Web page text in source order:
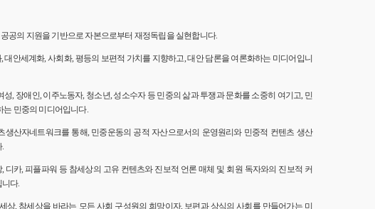
공의 지원을 기반으로 자본으로부터 재정독립을 실현합니다.
대안세계화, 사회화, 평등의 보편적 가치를 지향하고, 대안 담론을 여론화하는 미디어입니
성, 장애인, 이주노동자, 청소년, 성소수자 등 민중의 삶과 투쟁과 문화를 소중히 여기고, 민
는 민중의 미디어입니다.
생산자네트워크를 통해, 민중운동의 공적 자산으로서의 운영원리와 민중적 컨텐츠 생산
.
디카, 피플파워 등 참세상의 고유 컨텐츠와 진보적 언론 매체 및 회원 독자와의 진보적 커
다.
상, 참세상을 바라는 모든 사회 구성원의 희망이자, 보편과 상식의 사회를 만들어가는 미